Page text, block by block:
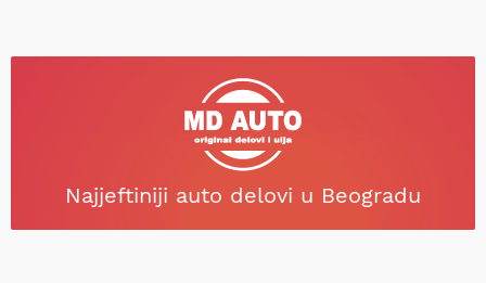
Najjeftiniji auto delovi u Beogradu